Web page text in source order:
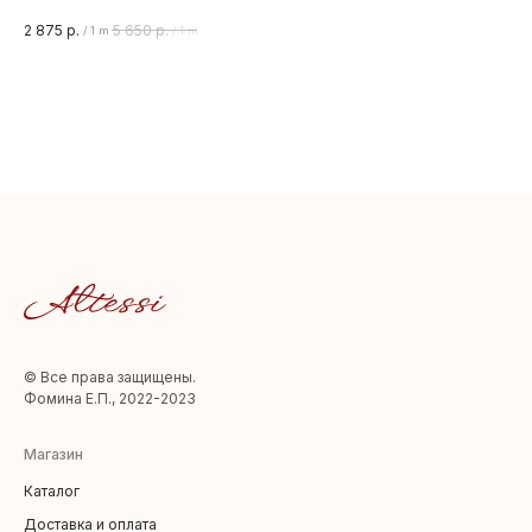
2 875 р. / 1 m 5 650 р. / 1 m
© Все права защищены.
Фомина Е.П., 2022-2023
Магазин
Каталог
Доставка и оплата